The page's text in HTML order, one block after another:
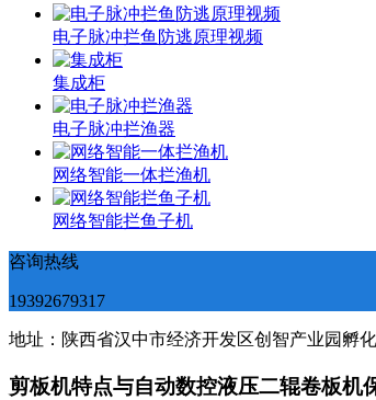
电子脉冲拦鱼防逃原理视频
集成柜
电子脉冲拦渔器
网络智能一体拦渔机
网络智能拦鱼子机
咨询热线
19392679317
地址：陕西省汉中市经济开发区创智产业园孵
剪板机特点与自动数控液压二辊卷板机